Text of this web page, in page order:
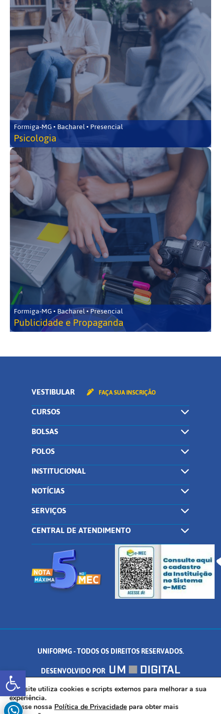
Abrir a barra de ferramentas
Formiga-MG • Bacharel • Presencial
Psicologia
Formiga-MG • Bacharel • Presencial
Publicidade e Propaganda
VESTIBULAR FAÇA SUA INSCRIÇÃO
CURSOS
BOLSAS
POLOS
INSTITUCIONAL
NOTÍCIAS
SERVIÇOS
CENTRAL DE ATENDIMENTO
UNIFORMG - TODOS OS DIREITOS RESERVADOS.
DESENVOLVIDO POR
AV. DR. ARNALDO DE SENNA, 328 - PALMEIRAS, FORMIGA/MG - CEP:
35.574.530
Este site utiliza cookies e scripts externos para melhorar a sua
experiência.
Acesse nossa Política de Privacidade para obter mais